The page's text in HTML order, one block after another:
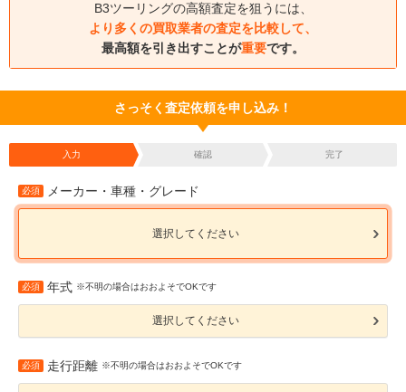
B3ツーリングの高額査定を狙うには、
より多くの買取業者の査定を比較して、
最高額を引き出すことが重要です。
さっそく査定依頼を申し込み！
入力 確認 完了
必須 メーカー・車種・グレード
選択してください
必須 年式 ※不明の場合はおおよそでOKです
選択してください
必須 走行距離 ※不明の場合はおおよそでOKです